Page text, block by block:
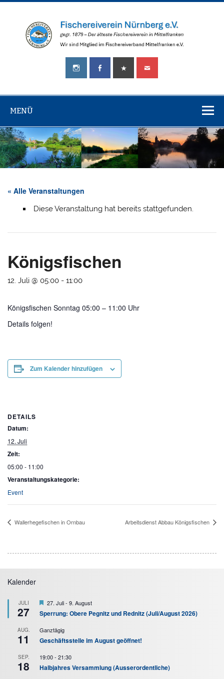
Zum
Nürnberg
Fischereiverein
Mittelfranken!
MENÜ
« Alle Veranstaltungen
Diese Veranstaltung hat bereits stattgefunden.
Königsfischen
12. Juli @ 05:00 -11:00
Königsfischen Sonntag 05:00 – 11:00 Uhr
Details folgen!
Zum Kalender hinzufügen
DETAILS
Datum:
12. Juli
Zeit:
05:00 - 11:00
Veranstaltungskategorie:
Event
Wallerhegefischen in Ornbau Arbeitsdienst Abbau Königsfischen
Kalender
JULI
27
Hervorgehoben
27. Juli-9. August
Sperrung: Obere Pegnitz und Rednitz (Juli/August 2026)
AUG.
11
Ganztägig
Geschäftsstelle im August geöffnet!
SEP.
18
19:00-21:30
Halbjahres Versammlung (Ausserordentliche)